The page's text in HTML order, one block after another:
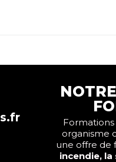
Formations
organisme
une offre de
incendie,